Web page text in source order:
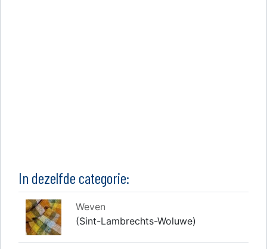
In dezelfde categorie:
Weven
(Sint-Lambrechts-Woluwe)